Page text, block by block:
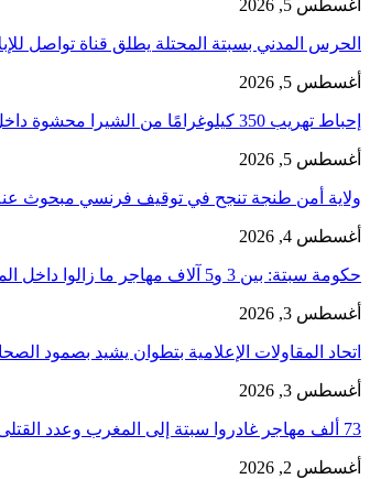
أغسطس 5, 2026
الحرس المدني بسبتة المحتلة يطلق قناة تواصل
أغسطس 5, 2026
إحباط تهريب 350 كيلوغرامًا من الشيرا محشوة داخل قوالب…
أغسطس 5, 2026
ولاية أمن طنجة تنجح في توقيف فرنسي مبحوث
أغسطس 4, 2026
حكومة سبتة: بين 3 و5 آلاف مهاجر ما زالوا داخل المدينة و862…
أغسطس 3, 2026
اتحاد المقاولات الإعلامية بتطوان يشيد بصمود
أغسطس 3, 2026
73 ألف مهاجر غادروا سبتة إلى المغرب وعدد القتلى يرتفع لـ71
أغسطس 2, 2026